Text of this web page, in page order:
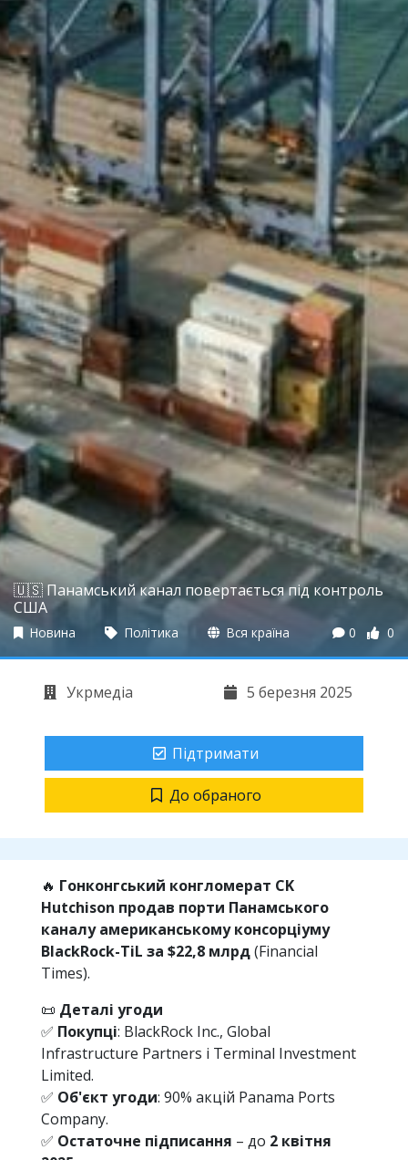
🇺🇸 Панамський канал повертається під контроль
США
Новина Політика Вся країна 0 0
Укрмедіа 5 березня 2025
Підтримати
До обраного
🔥 Гонконгський конгломерат CK
Hutchison продав порти Панамського
каналу американському консорціуму
BlackRock-TiL за $22,8 млрд(Financial
Times).
📜 Деталі угоди
✅ Покупці: BlackRock Inc., Global
Infrastructure Partners і Terminal Investment
Limited.
✅ Об'єкт угоди: 90% акцій Panama Ports
Company.
✅ Остаточне підписання – до 2 квітня